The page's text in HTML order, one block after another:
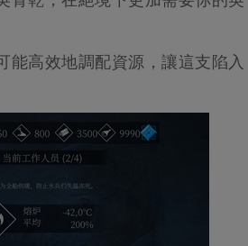
能高效地調配資源，讓這支陷入